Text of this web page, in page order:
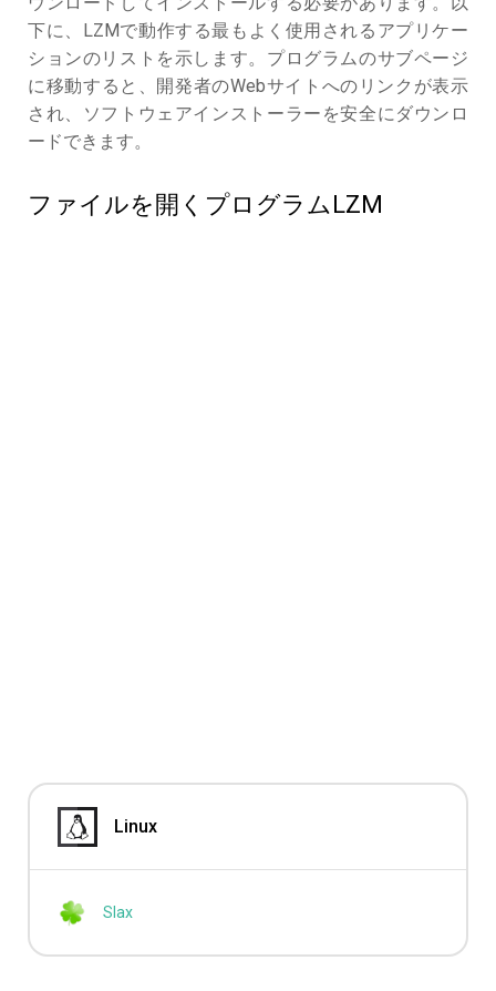
下に、LZMで動作する最もよく使用されるアプリケー
ションのリストを示します。プログラムのサブページ
に移動すると、開発者のWebサイトへのリンクが表示
され、ソフトウェアインストーラーを安全にダウンロ
ードできます。
ファイルを開くプログラムLZM
Linux
Slax